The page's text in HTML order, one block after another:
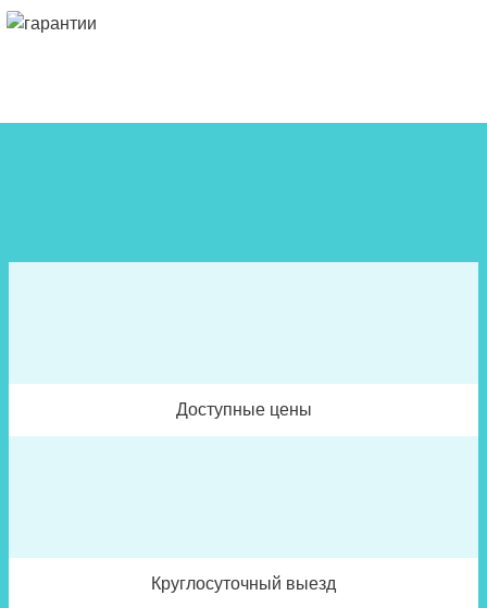
Доступные цены
Круглосуточный выезд